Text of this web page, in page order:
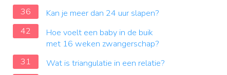
36
Kan je meer dan 24 uur slapen?
42
Hoe voelt een baby in de buik
met 16 weken zwangerschap?
31
Wat is triangulatie in een relatie?